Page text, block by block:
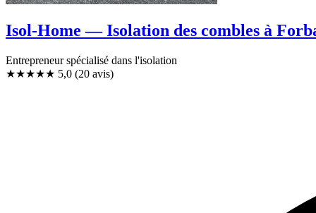
Isol-Home — Isolation des combles à
Entrepreneur spécialisé dans l'isolation
★★★★★ 5,0 (20 avis)